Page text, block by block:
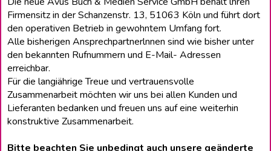
Firmensitz in der Schanzenstr. 13, 51063 Köln und führt dort
den operativen Betrieb in gewohntem Umfang fort.
Alle bisherigen Ansprechpartnerlnnen sind wie bisher unter
den bekannten Rufnummern und E-Mail- Adressen
erreichbar.
Für die langiährige Treue und vertrauensvolle
Zusammenarbeit möchten wir uns bei allen Kunden und
Lieferanten bedanken und freuen uns auf eine weiterhin
konstruktive Zusammenarbeit.
Bitte beachten Sie unbedingt auch unsere geänderte